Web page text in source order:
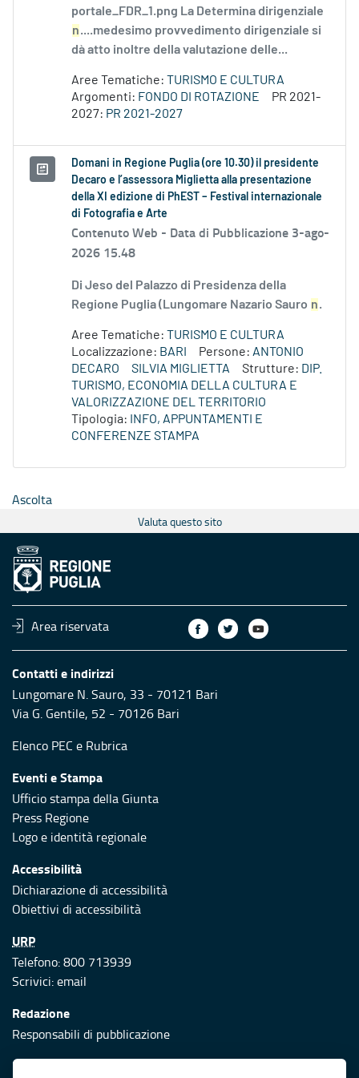
portale_FDR_1.png La Determina dirigenziale
n....medesimo provvedimento dirigenziale si
dà atto inoltre della valutazione delle...
Aree Tematiche: TURISMO E CULTURA
Argomenti: FONDO DI ROTAZIONE
PR 2021-
2027: PR 2021-2027
Domani in Regione Puglia (ore 10.30) il presidente
Decaro e l’assessora Miglietta alla presentazione
della XI edizione di PhEST – Festival internazionale
di Fotografia e Arte
Contenuto Web - Data di Pubblicazione 3-ago-
2026 15.48
Di Jeso del Palazzo di Presidenza della
Regione Puglia (Lungomare Nazario Sauro n.
Aree Tematiche: TURISMO E CULTURA
Localizzazione: BARI Persone: ANTONIO
DECARO
SILVIA MIGLIETTA Strutture: DIP.
TURISMO, ECONOMIA DELLA CULTURA E
VALORIZZAZIONE DEL TERRITORIO
Tipologia:
INFO, APPUNTAMENTI E
CONFERENZE STAMPA
Ascolta
Valuta questo sito
Area riservata
Contatti e indirizzi
Lungomare N. Sauro, 33 - 70121 Bari
Via G. Gentile, 52 - 70126 Bari
Elenco PEC e Rubrica
Eventi e Stampa
Ufficio stampa della Giunta
Press Regione
Logo e identità regionale
Accessibilità
Dichiarazione di accessibilità
Obiettivi di accessibilità
URP
Telefono: 800 713939
Scrivici:email
Redazione
Responsabili di pubblicazione
Protezione civile